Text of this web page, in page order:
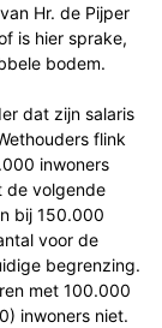
Hr. de Pijper
is hier sprake,
bodem.
dat zijn salaris
flink
inwoners
de volgende
bij 150.000
voor de
begrenzing.
met 100.000
inwoners niet.